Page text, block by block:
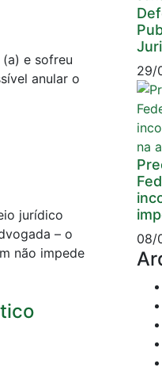
e sofreu
anular o
jurídico
– o
não impede
29/
08/